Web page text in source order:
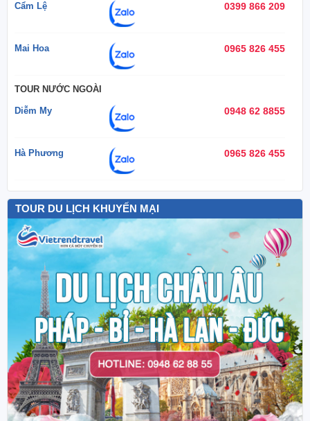
Cẩm Lệ 0399 866 209
Mai Hoa 0965 826 455
TOUR NƯỚC NGOÀI
Diễm My 0948 62 8855
Hà Phương 0965 826 455
TOUR DU LỊCH KHUYẾN MẠI